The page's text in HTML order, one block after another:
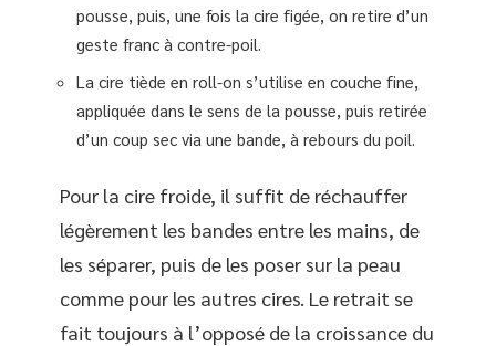
pousse, puis, une fois la cire figée, on retire d’un
geste franc à contre-poil.
La cire tiède en roll-on s’utilise en couche fine,
appliquée dans le sens de la pousse, puis retirée
d’un coup sec via une bande, à rebours du poil.
Pour la cire froide, il suffit de réchauffer
légèrement les bandes entre les mains, de
les séparer, puis de les poser sur la peau
comme pour les autres cires. Le retrait se
fait toujours à l’opposé de la croissance du